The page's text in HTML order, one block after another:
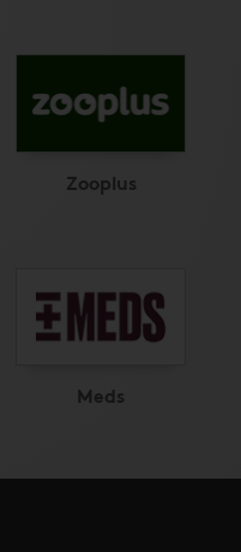
Zooplus
Meds